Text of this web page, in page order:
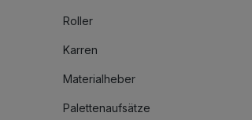
Roller
Karren
Materialheber
Palettenaufsätze